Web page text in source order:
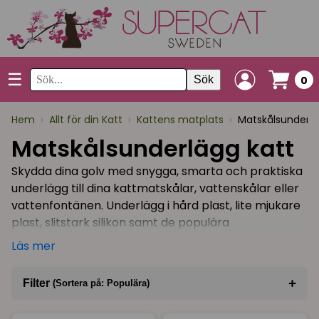
☰ Sök 0
Hem › Allt för din Katt › Kattens matplats ›
Matskålsunderlägg katt
Skydda dina golv med snygga, smarta och praktiska
underlägg till dina kattmatskålar, vattenskålar eller
vattenfontänen. Underlägg i hård plast, lite mjukare
plast, slitstark silikon samt de populära
högabsorberande underläggen som är tillverkade i
din inredning!) genom att matcha kattmatskålar
Läs mer
Filter (Sortera på: Populära) +